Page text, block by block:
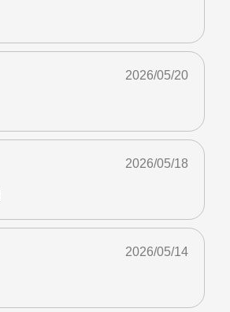
2026/05/20
2026/05/18
2026/05/14